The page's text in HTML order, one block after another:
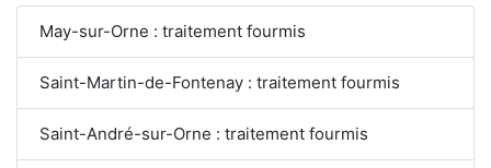
May-sur-Orne : traitement fourmis
Saint-Martin-de-Fontenay : traitement fourmis
Saint-André-sur-Orne : traitement fourmis